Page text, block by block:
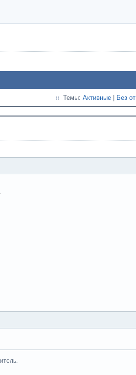
Темы: Активные Без